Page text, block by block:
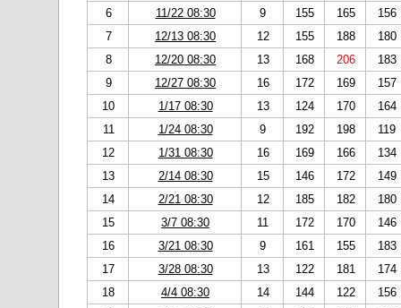
6
11/22 08:30 9 155 165
156
7
12/13 08:30 12 155 188
180
8
12/20 08:30 13 168 206
183
9
12/27 08:30 16 172 169
157
10
1/17 08:30 13 124 170
164
11
1/24 08:30 9 192 198
119
12
1/31 08:30 16 169 166
134
13
2/14 08:30 15 146 172
149
14
2/21 08:30 12 185 182
180
15
3/7 08:30 11 172 170
146
16
3/21 08:30 9 161 155
183
17
3/28 08:30 13 122 181
174
18
4/4 08:30 14 144 122
156